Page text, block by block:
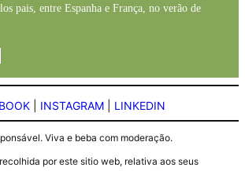
pais, entre Espanha e França, no verão de
INSTAGRAM LINKEDIN
Viva e beba com moderação.
por este sitio web, relativa aos seus